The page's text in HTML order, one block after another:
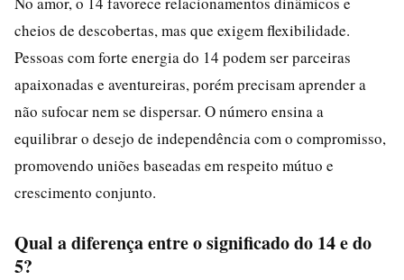
cheios de descobertas, mas que exigem flexibilidade.
Pessoas com forte energia do 14 podem ser parceiras
apaixonadas e aventureiras, porém precisam aprender a
não sufocar nem se dispersar. O número ensina a
equilibrar o desejo de independência com o compromisso,
promovendo uniões baseadas em respeito mútuo e
crescimento conjunto.
Qual a diferença entre o significado do 14 e do
5?